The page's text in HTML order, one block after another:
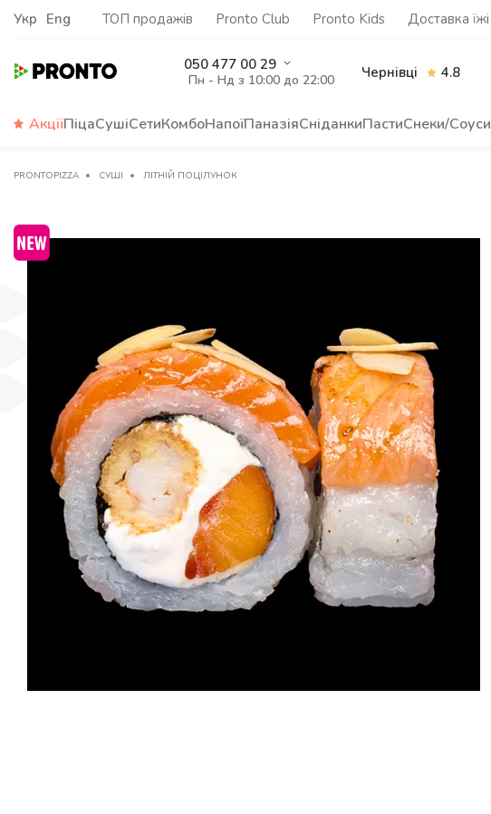
Укр Eng ТОП продажів Pronto Club Pronto Kids Доставка їжі
050 477 00 29
Пн - Нд з 10:00 до 22:00 Чернівці 4.8
АкціїПіцаСушіСетиКомбоНапоїПаназіяСніданкиПастиСнеки/Соуси
PRONTOPIZZA СУШІ ЛІТНІЙ ПОЦІЛУНОК